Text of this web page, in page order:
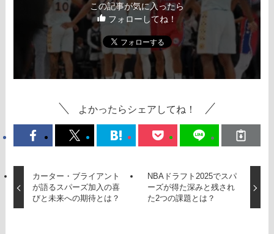
この記事が気に入ったら
フォローしてね！
よかったらシェアしてね！
カーター・ブライアント
が語るスパーズ加入の喜
びと未来への期待とは？
NBAドラフト2025でスパ
ーズが得た深みと残され
た2つの課題とは？